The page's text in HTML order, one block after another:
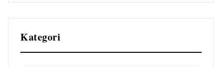
Kategori